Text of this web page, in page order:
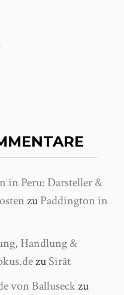
in Peru: Darsteller &
zuPaddington in
Handlung &
zuSirāt
von Balluseckzu